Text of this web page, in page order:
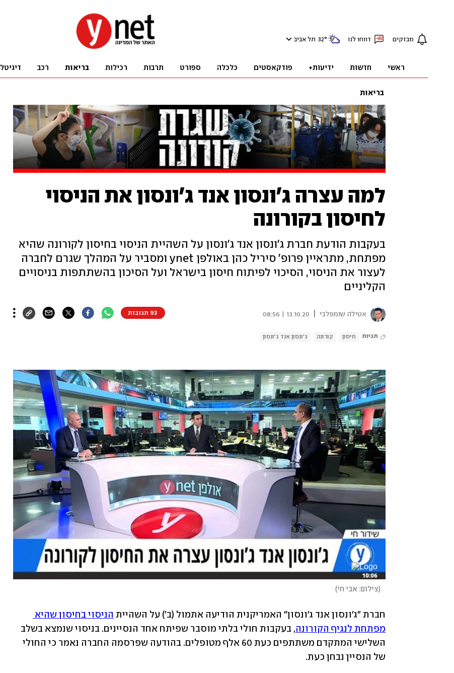
מבזקים דווחו לנו 32° תל אביב
ראשי חדשות ידיעות+ פודקאסטים כלכלה ספורט תרבות רכילות בריאות רכב דיגיטל
בריאות
למה עצרה ג'ונסון אנד ג'ונסון את הניסוי
לחיסון בקורונה
בעקבות הודעת חברת ג'ונסון אנד ג'ונסון על השהיית הניסוי בחיסון לקורונה שהיא
מפתחת, מתראיין פרופ' סיריל כהן באולפן ynet ומסביר על המהלך שגרם לחברה
לעצור את הניסוי, הסיכוי לפיתוח חיסון בישראל ועל הסיכון בהשתתפות בניסויים
הקליניים
אטילה שומפלבי 13.10.20 | 08:56 93 תגובות
תגיות חיסון קורונה ג'ונסון אנד ג'ונסון
(צילום: אבי חי)
חברת "ג'ונסון אנד ג'ונסון" האמריקנית הודיעה אתמול (ב') על השהיית
מפתחת לנגיף הקורונה
של הנסיין נבחן כעת.